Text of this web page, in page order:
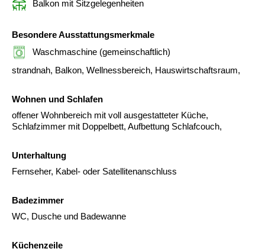
Balkon mit Sitzgelegenheiten
Besondere Ausstattungsmerkmale
Waschmaschine (gemeinschaftlich)
strandnah, Balkon, Wellnessbereich, Hauswirtschaftsraum,
Wohnen und Schlafen
offener Wohnbereich mit voll ausgestatteter Küche,
Schlafzimmer mit Doppelbett, Aufbettung Schlafcouch,
Unterhaltung
Fernseher, Kabel- oder Satellitenanschluss
Badezimmer
WC, Dusche und Badewanne
Küchenzeile